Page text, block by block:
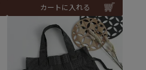
カートに入れる